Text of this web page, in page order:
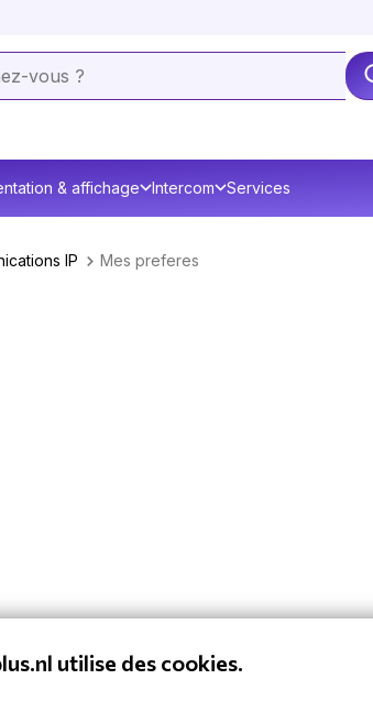
& affichage Intercom Services
IP Mes preferes
utilise des cookies.